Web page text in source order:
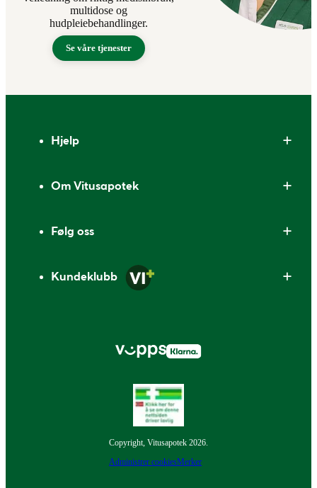
multidose og
hudpleiebehandlinger.
Se våre tjenester
Hjelp
Om Vitusapotek
Følg oss
Kundeklubb
Copyright, Vitusapotek 2026.
Administrer cookiesMerker